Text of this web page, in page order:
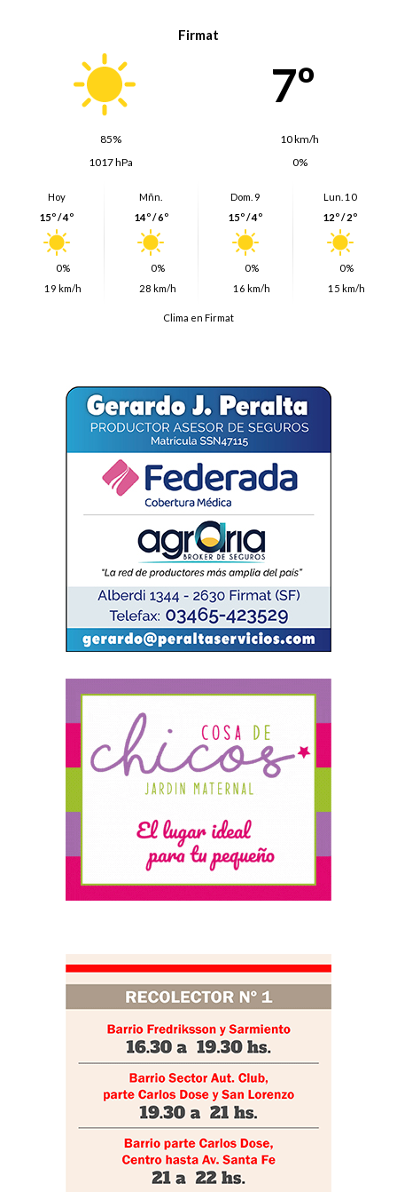
Firmat
7º
85%
10 km/h
1017 hPa
0%
Hoy
15º / 4º
0%
19 km/h
Mñn.
14º / 6º
0%
28 km/h
Dom. 9
15º / 4º
0%
16 km/h
Lun. 10
12º / 2º
0%
15 km/h
Clima en Firmat